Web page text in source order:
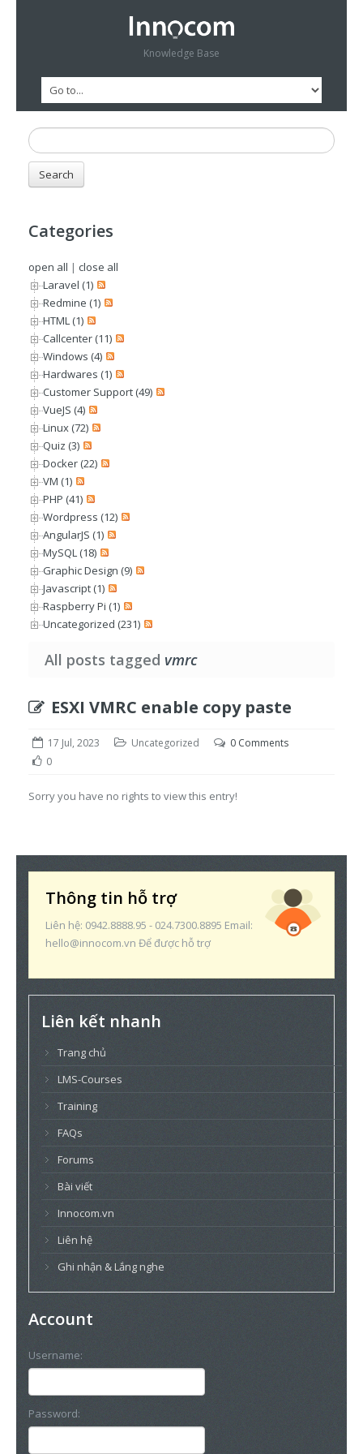
Knowledge Base
Categories
open all | close all
Laravel (1)
Redmine (1)
HTML (1)
Callcenter (11)
Windows (4)
Hardwares (1)
Customer Support (49)
VueJS (4)
Linux (72)
Quiz (3)
Docker (22)
VM (1)
PHP (41)
Wordpress (12)
AngularJS (1)
MySQL (18)
Graphic Design (9)
Javascript (1)
Raspberry Pi (1)
Uncategorized (231)
All posts tagged vmrc
ESXI VMRC enable copy paste
17 Jul, 2023 Uncategorized
0 Comments
0
Sorry you have no rights to view this entry!
Thông tin hỗ trợ
Liên hệ: 0942.8888.95 - 024.7300.8895 Email:
hello@innocom.vn Để được hỗ trợ
Liên kết nhanh
Trang chủ
LMS-Courses
Training
FAQs
Forums
Bài viết
Innocom.vn
Liên hệ
Ghi nhận & Lắng nghe
Account
Username:
Password: